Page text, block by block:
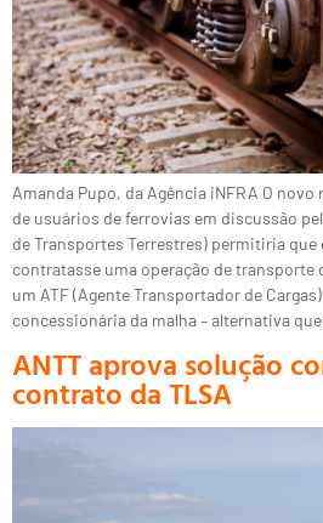
Amanda Pupo, da Agência iNFRA O
de usuários de ferrovias em discussão
de Transportes Terrestres) permitiria
contratasse uma operação de transporte
um ATF (Agente Transportador de
concessionária da malha – alternativa
ANTT aprova solução
contrato da TLSA